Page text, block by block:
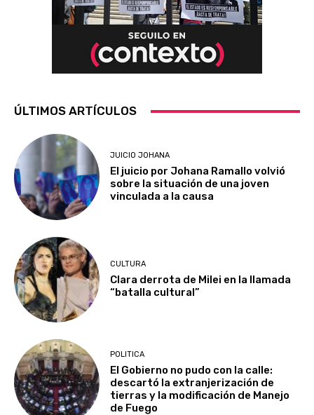
ÚLTIMOS ARTÍCULOS
JUICIO JOHANA
El juicio por Johana Ramallo volvió
sobre la situación de una joven
vinculada a la causa
CULTURA
Clara derrota de Milei en la llamada
“batalla cultural”
POLITICA
El Gobierno no pudo con la calle:
descartó la extranjerización de
tierras y la modificación de Manejo
de Fuego